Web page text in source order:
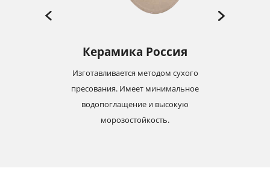
Керамика Россия
Изготавливается методом сухого
пресования. Имеет минимальное
водопоглащение и высокую
морозостойкость.